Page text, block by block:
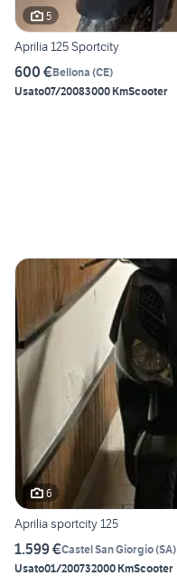
5
Aprilia 125 Sportcity
600 €Bellona (CE)
Usato07/20083000 KmScooter
6
Aprilia sportcity 125
1.599 €Castel San Giorgio(SA)
Usato01/200732000 KmScooter